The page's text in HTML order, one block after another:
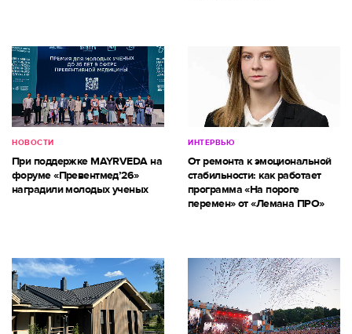
НОВОСТИ
При поддержке MAYRVEDA на
форуме «Превентмед’26»
наградили молодых ученых
ИНТЕРВЬЮ
От ремонта к эмоциональной
стабильности: как работает
программа «На пороге
перемен» от «Лемана ПРО»